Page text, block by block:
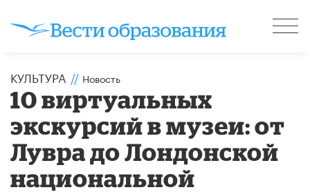
КУЛЬТУРА // Новость
10 виртуальных
экскурсий в музеи: от
Лувра до Лондонской
национальной